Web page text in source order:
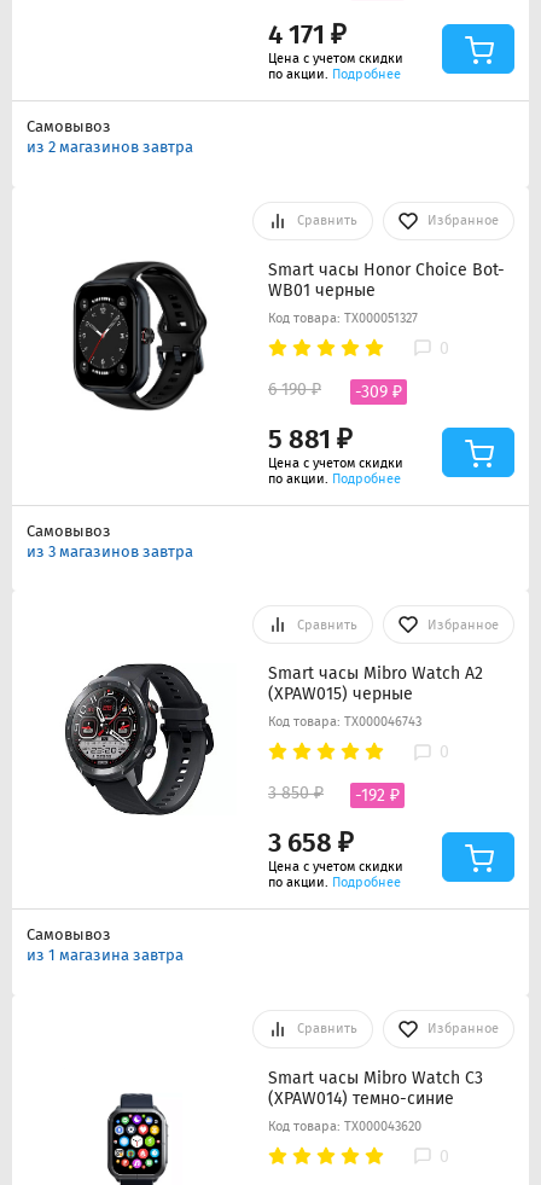
4 171 ₽
Цена с учетом скидки
по акции. Подробнее
Самовывоз
из 2 магазинов завтра
Сравнить Избранное
Smart часы Honor Choice Bot-
WB01 черные
Код товара: ТХ000051327
0
5 881 ₽
6 190 ₽ -309 ₽
Цена с учетом скидки
по акции. Подробнее
Самовывоз
из 3 магазинов завтра
Сравнить Избранное
Smart часы Mibro Watch A2
(XPAW015) черные
Код товара: ТХ000046743
0
3 658 ₽
3 850 ₽ -192 ₽
Цена с учетом скидки
по акции. Подробнее
Самовывоз
из 1 магазина завтра
Сравнить Избранное
Smart часы Mibro Watch C3
(XPAW014) темно-синие
Код товара: ТХ000043620
0